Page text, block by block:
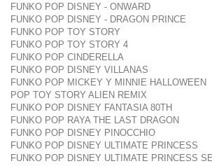
FUNKO POP DISNEY - ONWARD
FUNKO POP DISNEY - DRAGON PRINCE
FUNKO POP TOY STORY
FUNKO POP TOY STORY 4
FUNKO POP CINDERELLA
FUNKO POP DISNEY VILLANAS
FUNKO POP MICKEY Y MINNIE HALLOWEEN
POP TOY STORY ALIEN REMIX
FUNKO POP DISNEY FANTASIA 80TH
FUNKO POP RAYA THE LAST DRAGON
FUNKO POP DISNEY PINOCCHIO
FUNKO POP DISNEY ULTIMATE PRINCESS
FUNKO POP DISNEY ULTIMATE PRINCESS